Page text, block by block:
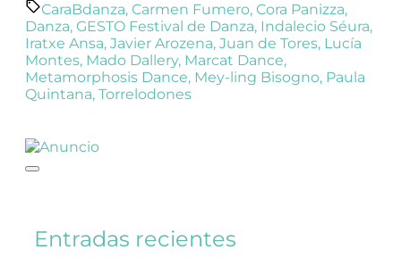
CaraBdanza, Carmen Fumero, Cora Panizza,
Danza, GESTO Festival de Danza, Indalecio Séura,
Iratxe Ansa, Javier Arozena, Juan de Tores, Lucía
Montes, Mado Dallery, Marcat Dance,
Metamorphosis Dance, Mey-ling Bisogno, Paula
Quintana, Torrelodones
Entradas recientes